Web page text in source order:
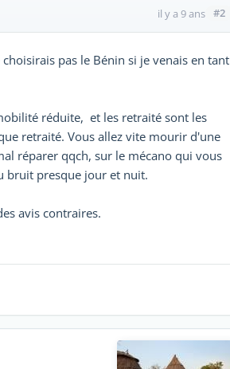
il y a 9 ans #2
pas le Bénin si je venais en tant
réduite, et les retraité sont les
retraité. Vous allez vite mourir d'une
réparer qqch, sur le mécano qui vous
bruit presque jour et nuit.
avis contraires.